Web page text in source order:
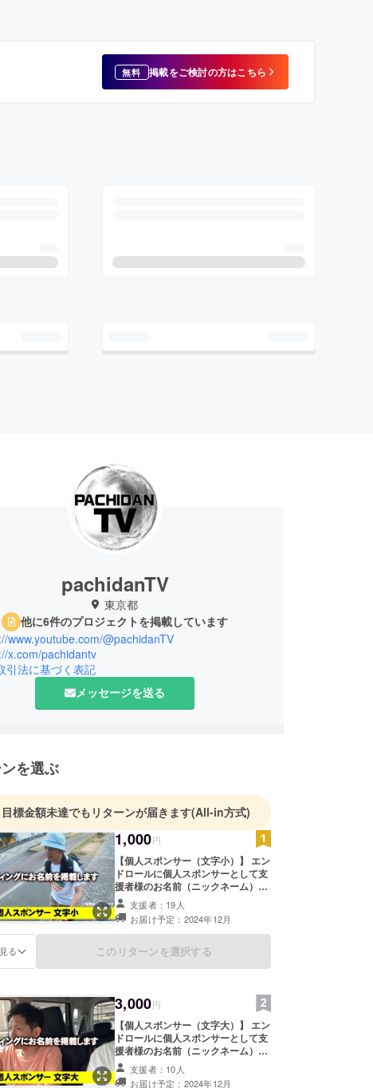
無料 掲載をご検討の方はこちら
pachidanTV
東京都
他に6件のプロジェクトを掲載しています
www.youtube.com/@pachidanTV
x.com/pachidantv
引法に基づく表記
メッセージを送る
を選ぶ
目標金額未達でもリターンが届きます(All-in方式)
1,000円
【個人スポンサー（文字小）】 エン
ドロールに個人スポンサーとして支
援者様のお名前（ニックネーム）を
掲載します。 ・公開予定日：2024
年12月上旬～ ・掲載方法：文字の
み、ロゴの掲載は不可 ・掲載サイ
ズ：小 （注）支援時に必ず希望され
る「お名前」を備考欄にご記入くだ
る限り掲載させていただきます。 ※
ミネタビ山梨県動画（前後半のどち
らか）で掲載させていただきます。
支援者：19人
お届け予定：2024年12月
る このリターンを選択する
3,000円
【個人スポンサー（文字大）】 エン
ドロールに個人スポンサーとして支
援者様のお名前（ニックネーム）を
掲載します。 ・公開予定日：2024
年12月上旬～ ・掲載方法：文字の
支援者：10人
お届け予定：2024年12月